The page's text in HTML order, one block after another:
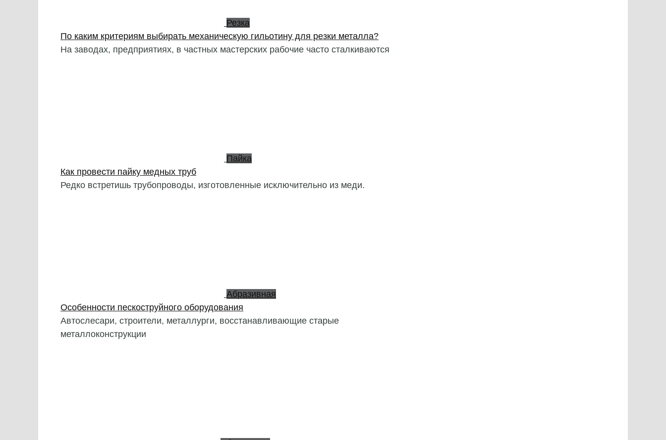
Резка
По каким критериям выбирать механическую гильотину для резки металла?
На заводах, предприятиях, в частных мастерских рабочие часто сталкиваются
Пайка
Как провести пайку медных труб
Редко встретишь трубопроводы, изготовленные исключительно из меди.
Абразивная
Особенности пескоструйного оборудования
Автослесари, строители, металлурги, восстанавливающие старые
металлоконструкции